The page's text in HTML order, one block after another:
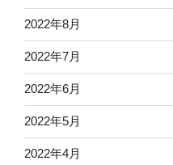
2022年8月
2022年7月
2022年6月
2022年5月
2022年4月